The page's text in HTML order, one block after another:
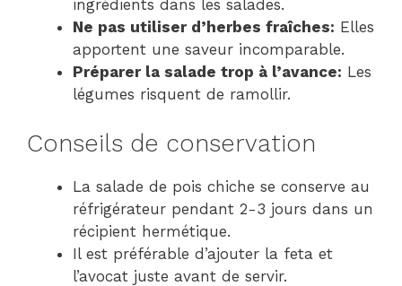
ingrédients dans les salades.
Ne pas utiliser d’herbes fraîches: Elles
apportent une saveur incomparable.
Préparer la salade trop à l’avance: Les
légumes risquent de ramollir.
Conseils de conservation
La salade de pois chiche se conserve au
réfrigérateur pendant 2-3 jours dans un
récipient hermétique.
Il est préférable d’ajouter la feta et
l’avocat juste avant de servir.